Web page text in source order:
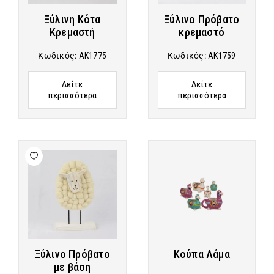
Ξύλινη Κότα
Κρεμαστή
Κωδικός: AK1775
Δείτε
περισσότερα
Ξύλινο Πρόβατο
κρεμαστό
Κωδικός: AK1759
Δείτε
περισσότερα
Ξύλινο Πρόβατο
με βάση
Κούπα Λάμα